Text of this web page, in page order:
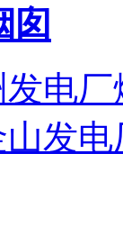
囱
发电厂
发